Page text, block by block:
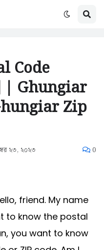
Code
| Ghungiar
Zip
২৩, ২০২৩ 0
friend. My name
to know the postal
you want to know